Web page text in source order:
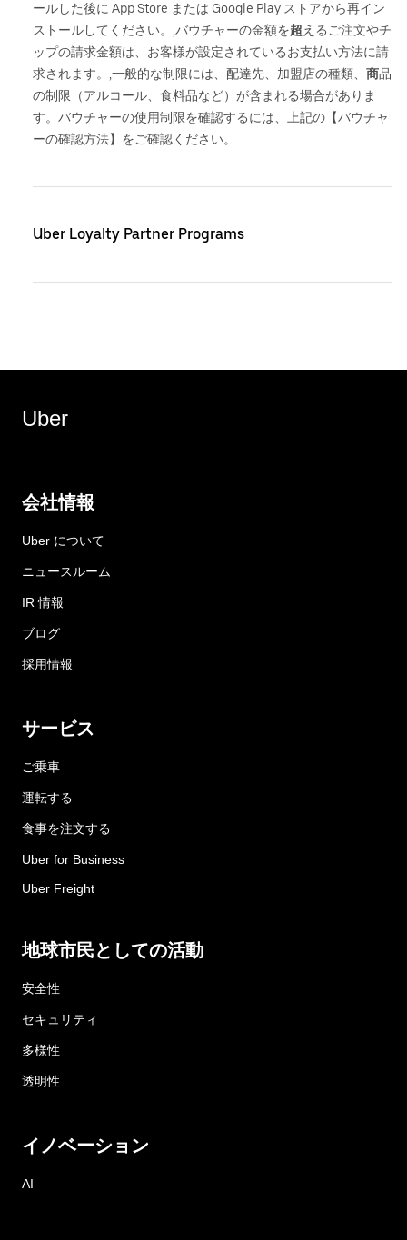
ールした後に App Store または Google Play ストアから再イン
ストールしてください。,バウチャーの金額を超えるご注文やチ
ップの請求金額は、お客様が設定されているお支払い方法に請
求されます。,一般的な制限には、配達先、加盟店の種類、 商品
の制限（アルコール、食料品など）が含まれる場合がありま
す。バウチャーの使用制限を確認するには、上記の【バウチャ
ーの確認方法】をご確認ください。
Uber Loyalty Partner Programs
Uber
会社情報
Uber について
ニュースルーム
IR 情報
ブログ
採用情報
サービス
ご乗車
運転する
食事を注文する
Uber for Business
Uber Freight
地球市民としての活動
安全性
セキュリティ
多様性
透明性
イノベーション
AI